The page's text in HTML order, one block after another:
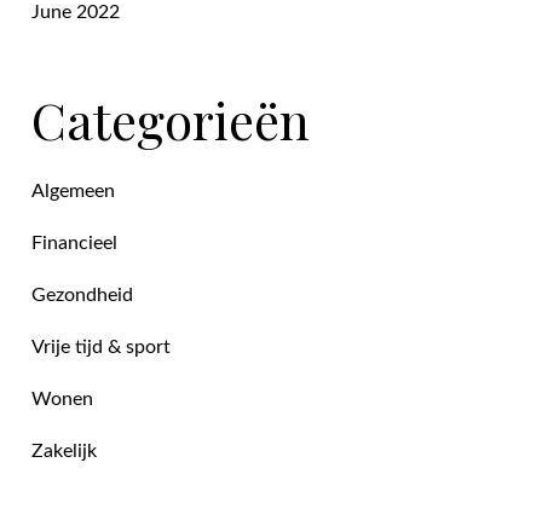
June 2022
Categorieën
Algemeen
Financieel
Gezondheid
Vrije tijd & sport
Wonen
Zakelijk